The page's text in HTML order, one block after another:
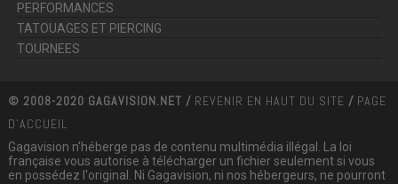
PERFORMANCES
TATOUAGES ET PIERCING
TOURNEES
© 2008-2020 GAGAVISION.NET / REVENIR EN HAUT DU SITE / PAGE
D'ACCUEIL
Gagavision n'héberge pas de contenu multimédia illégal. La loi
française vous autorise à télécharger un fichier seulement si vous
en possédez l'original. Ni Gagavision, ni nos hébergeurs, ne pourront